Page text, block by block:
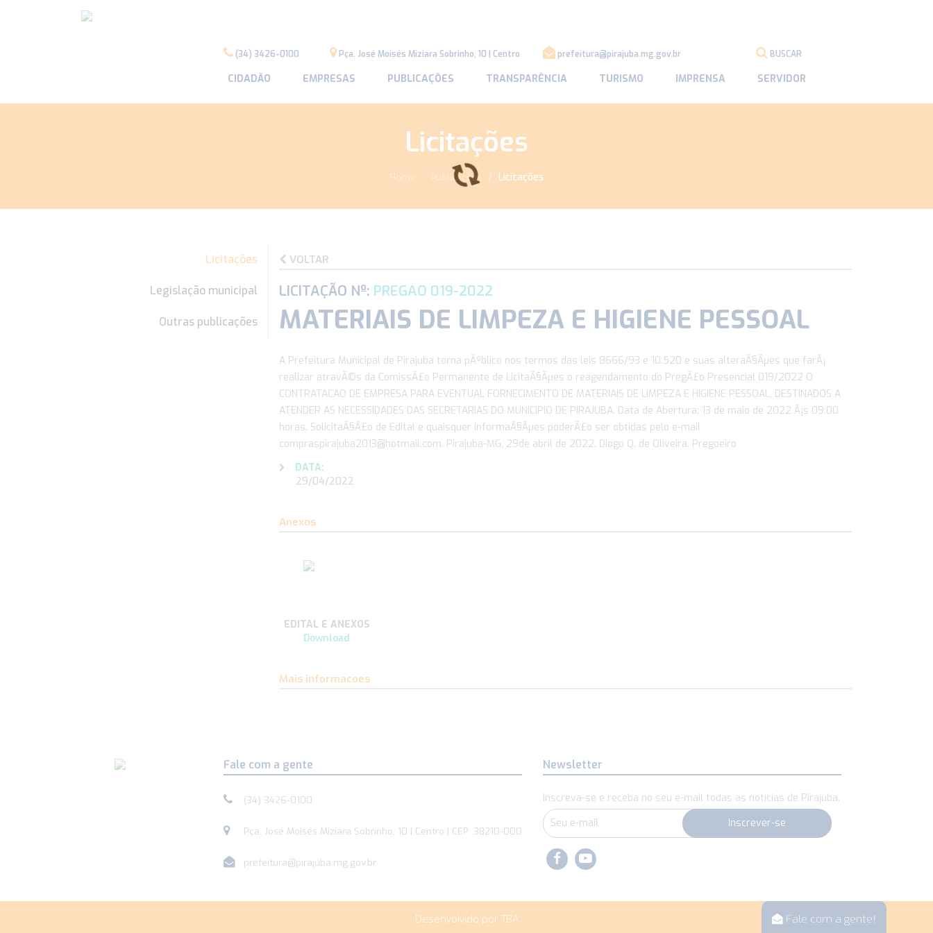
(34) 3426-0100 Pça. José Moisés Miziara Sobrinho, 10 | Centro prefeitura@pirajuba.mg.gov.br BUSCAR
CIDADÃO EMPRESAS PUBLICAÇÕES TRANSPARÊNCIA TURISMO IMPRENSA SERVIDOR
Licitações
Home Publicações Licitações
Licitações
Legislação municipal
Outras publicações
VOLTAR
LICITAÇÃO Nº: PREGAO 019-2022
MATERIAIS DE LIMPEZA E HIGIENE PESSOAL
A Prefeitura Municipal de Pirajuba torna pÃºblico nos termos das leis 8666/93 e 10.520 e suas alteraÃ§Ãµes que farÃ¡
realizar atravÃ©s da ComissÃ£o Permanente de LicitaÃ§Ãµes o reagendamento do PregÃ£o Presencial 019/2022 O
CONTRATACAO DE EMPRESA PARA EVENTUAL FORNECIMENTO DE MATERIAIS DE LIMPEZA E HIGIENE PESSOAL, DESTINADOS A
ATENDER AS NECESSIDADES DAS SECRETARIAS DO MUNICIPIO DE PIRAJUBA. Data de Abertura: 13 de maio de 2022 Ã¡s 09:00
horas. SolicitaÃ§Ã£o de Edital e quaisquer informaÃ§Ãµes poderÃ£o ser obtidas pelo e-mail
compraspirajuba2013@hotmail.com. Pirajuba-MG, 29de abril de 2022. Diogo Q. de Oliveira. Pregoeiro
DATA:
29/04/2022
Anexos
EDITAL E ANEXOS
Download
Mais informacoes
Fale com a gente
(34) 3426-0100
Pça. José Moisés Miziara Sobrinho, 10 | Centro | CEP: 38210-000
prefeitura@pirajuba.mg.gov.br
Newsletter
Inscreva-se e receba no seu e-mail todas as notícias de Pirajuba.
Desenvolvido por TBA Fale com a gente!